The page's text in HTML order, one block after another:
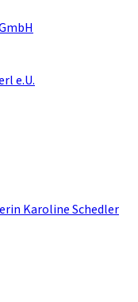
e.U.
Karoline Schedler